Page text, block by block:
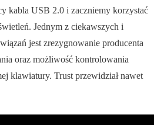
kabla USB 2.0 i zaczniemy korzystać
Jednym z ciekawszych i
jest zrezygnowanie producenta
oraz możliwość kontrolowania
klawiatury. Trust przewidział nawet